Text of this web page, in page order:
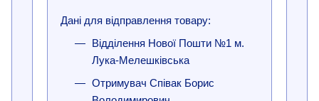
Дані для відправлення товару:
Відділення Нової Пошти №1 м.
Лука-Мелешківська
Отримувач Співак Борис